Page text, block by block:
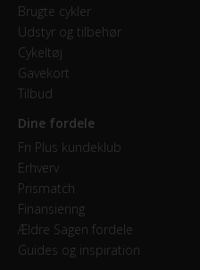
Brugte cykler
Udstyr og tilbehør
Cykeltøj
Gavekort
Tilbud
Dine fordele
Fri Plus kundeklub
Erhverv
Prismatch
Finansiering
Ældre Sagen fordele
Guides og inspiration